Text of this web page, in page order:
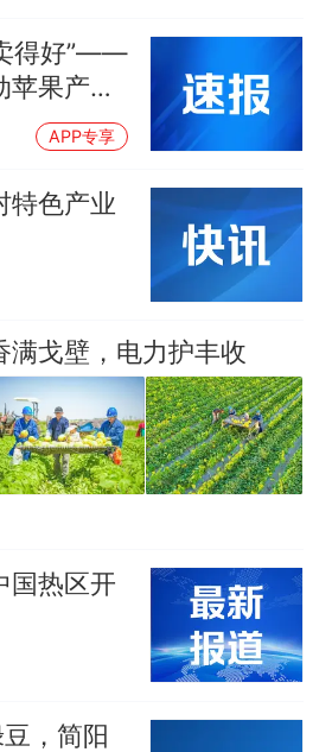
得好”——
苹果产业
APP专享
特色产业
满戈壁，电力护丰收
国热区开
，简阳